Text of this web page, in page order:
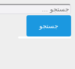
جستجو